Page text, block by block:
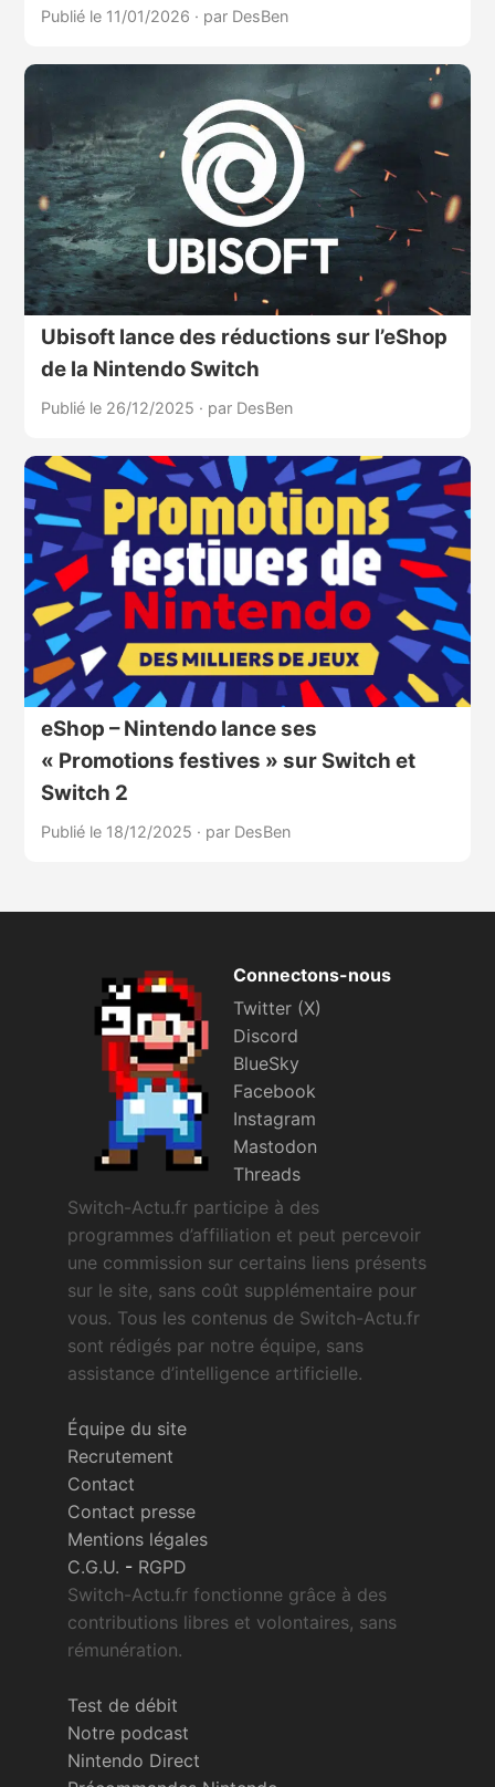
Publié le 11/01/2026 · par DesBen
Ubisoft lance des réductions sur l’eShop
de la Nintendo Switch
Publié le 26/12/2025 · par DesBen
eShop – Nintendo lance ses
« Promotions festives » sur Switch et
Switch 2
Publié le 18/12/2025 · par DesBen
Connectons-nous
Twitter (X)
Discord
BlueSky
Facebook
Instagram
Mastodon
Threads
Switch-Actu.fr participe à des
programmes d’affiliation et peut percevoir
une commission sur certains liens présents
sur le site, sans coût supplémentaire pour
vous. Tous les contenus de Switch-Actu.fr
sont rédigés par notre équipe, sans
assistance d’intelligence artificielle.
Équipe du site
Recrutement
Contact
Contact presse
Mentions légales
C.G.U. - RGPD
Switch-Actu.fr fonctionne grâce à des
contributions libres et volontaires, sans
rémunération.
Test de débit
Notre podcast
Nintendo Direct